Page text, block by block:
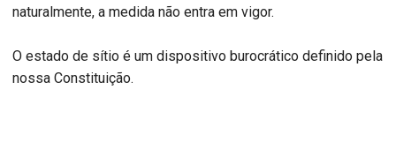
naturalmente, a medida não entra em vigor.
O estado de sítio é um dispositivo burocrático definido pela
nossa Constituição.